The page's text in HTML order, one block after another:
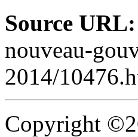
Source URL:
nouveau-
2014/
Copyright